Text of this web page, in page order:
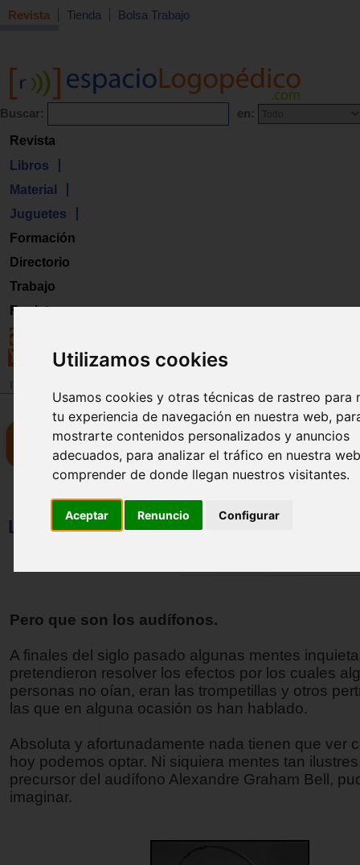
Utilizamos cookies
Usamos cookies y otras técnicas de rastreo para
tu experiencia de navegación en nuestra web,
mostrarte contenidos personalizados y anuncios
adecuados, para analizar el tráfico en nuestra
comprender de donde llegan nuestros visitantes.
Aceptar Renuncio Configurar
Revista Tienda Bolsa Trabajo
Buscar: en:
Revista
Libros
Material
Juguetes
Formación
Directorio
Trabajo
Registro
La oportunidad de vuestro hijo (parte II)
Pero que son los audífonos.
A finales del siglo pasado algunas mentes
pretendieron resolver los efectos por los cuales
personas no oían, eran las trompetillas y otros
las que en alguna ocasión os han hablado.
Absoluta y afortunadamente nada tienen que ver
hoy podemos optar. Ni siquiera mentes tan
precursor del audífono Alexandre Graham Bell,
imaginar.